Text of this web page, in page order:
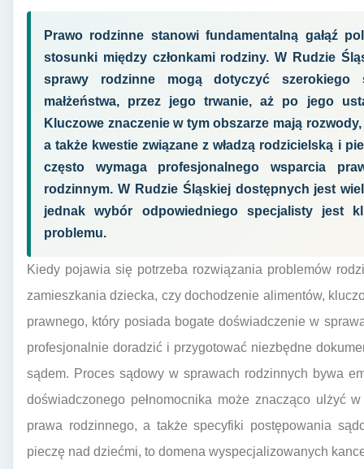
Prawo rodzinne stanowi fundamentalną gałąź
stosunki między członkami rodziny. W Rudzie
sprawy rodzinne mogą dotyczyć szerokiego
małżeństwa, przez jego trwanie, aż po jego
Kluczowe znaczenie w tym obszarze mają
a także kwestie związane z władzą rodzicielską i
często wymaga profesjonalnego wsparcia
rodzinnym. W Rudzie Śląskiej dostępnych jest
jednak wybór odpowiedniego specjalisty jest
problemu.
Kiedy pojawia się potrzeba rozwiązania problemów
zamieszkania dziecka, czy dochodzenie alimentów,
prawnego, który posiada bogate doświadczenie w
profesjonalnie doradzić i przygotować niezbędne
sądem. Proces sądowy w sprawach rodzinnych bywa
doświadczonego pełnomocnika może znacząco ulżyć
prawa rodzinnego, a także specyfiki postępowania
pieczę nad dziećmi, to domena wyspecjalizowanych